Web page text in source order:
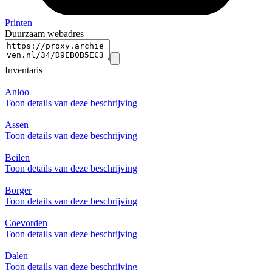
Printen
Duurzaam webadres
Inventaris
Anloo
Toon details van deze beschrijving
Assen
Toon details van deze beschrijving
Beilen
Toon details van deze beschrijving
Borger
Toon details van deze beschrijving
Coevorden
Toon details van deze beschrijving
Dalen
Toon details van deze beschrijving